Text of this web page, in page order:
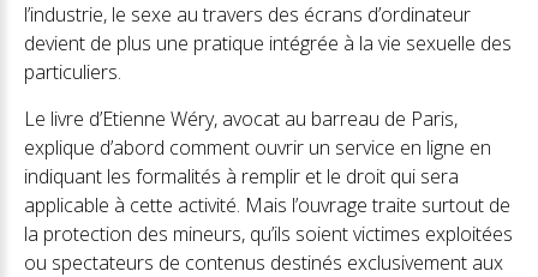
l’industrie, le sexe au travers des écrans d’ordinateur
devient de plus une pratique intégrée à la vie sexuelle des
particuliers.
Le livre d’Etienne Wéry, avocat au barreau de Paris,
explique d’abord comment ouvrir un service en ligne en
indiquant les formalités à remplir et le droit qui sera
applicable à cette activité. Mais l’ouvrage traite surtout de
la protection des mineurs, qu’ils soient victimes exploitées
ou spectateurs de contenus destinés exclusivement aux